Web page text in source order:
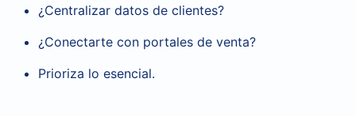
¿Centralizar datos de clientes?
¿Conectarte con portales de venta?
Prioriza lo esencial.